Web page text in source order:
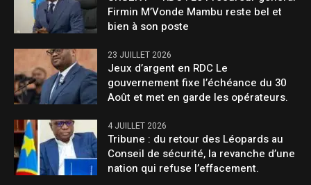
Firmin M’Vonde Mambu reste bel et
bien à son poste
23 JUILLET 2026
Jeux d’argent en RDC Le
gouvernement fixe l’échéance du 30
Août et met en garde les opérateurs.
4 JUILLET 2026
Tribune : du retour des Léopards au
Conseil de sécurité, la revanche d’une
nation qui refuse l’effacement.